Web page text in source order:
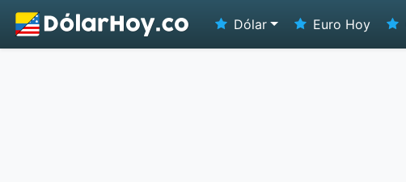
Dólar Euro Hoy